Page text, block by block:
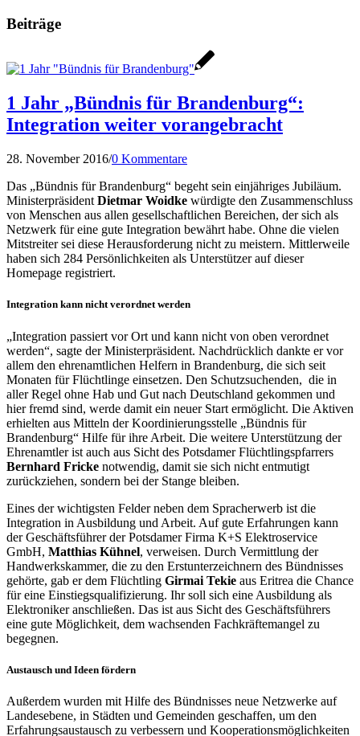
Beiträge
1 Jahr „Bündnis für Brandenburg“:
Integration weiter vorangebracht
28. November 2016/0 Kommentare
Das „Bündnis für Brandenburg“ begeht sein einjähriges Jubiläum.
Ministerpräsident Dietmar Woidke würdigte den Zusammenschluss
von Menschen aus allen gesellschaftlichen Bereichen, der sich als
Netzwerk für eine gute Integration bewährt habe. Ohne die vielen
Mitstreiter sei diese Herausforderung nicht zu meistern. Mittlerweile
haben sich 284 Persönlichkeiten als Unterstützer auf dieser
Homepage registriert.
Integration kann nicht verordnet werden
„Integration passiert vor Ort und kann nicht von oben verordnet
werden“, sagte der Ministerpräsident. Nachdrücklich dankte er vor
allem den ehrenamtlichen Helfern in Brandenburg, die sich seit
Monaten für Flüchtlinge einsetzen. Den Schutzsuchenden, die in
aller Regel ohne Hab und Gut nach Deutschland gekommen und
hier fremd sind, werde damit ein neuer Start ermöglicht. Die Aktiven
erhielten aus Mitteln der Koordinierungsstelle „Bündnis für
Brandenburg“ Hilfe für ihre Arbeit. Die weitere Unterstützung der
Ehrenamtler ist auch aus Sicht des Potsdamer Flüchtlingspfarrers
Bernhard Fricke notwendig, damit sie sich nicht entmutigt
zurückziehen, sondern bei der Stange bleiben.
Eines der wichtigsten Felder neben dem Spracherwerb ist die
Integration in Ausbildung und Arbeit. Auf gute Erfahrungen kann
der Geschäftsführer der Potsdamer Firma K+S Elektroservice
GmbH, Matthias Kühnel, verweisen. Durch Vermittlung der
Handwerkskammer, die zu den Erstunterzeichnern des Bündnisses
gehörte, gab er dem Flüchtling Girmai Tekie aus Eritrea die Chance
für eine Einstiegsqualifizierung. Ihr soll sich eine Ausbildung als
Elektroniker anschließen. Das ist aus Sicht des Geschäftsführers
eine gute Möglichkeit, dem wachsenden Fachkräftemangel zu
begegnen.
Austausch und Ideen fördern
Außerdem wurden mit Hilfe des Bündnisses neue Netzwerke auf
Landesebene, in Städten und Gemeinden geschaffen, um den
Erfahrungsaustausch zu verbessern und Kooperationsmöglichkeiten